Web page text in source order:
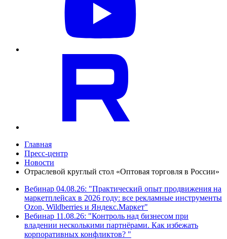
Главная
Пресс-центр
Новости
Отраслевой круглый стол «Оптовая торговля в России»
Вебинар 04.08.26: "Практический опыт продвижения на
маркетплейсах в 2026 году: все рекламные инструменты
Ozon, Wildberries и Яндекс.Маркет"
Вебинар 11.08.26: "Контроль над бизнесом при
владении несколькими партнёрами. Как избежать
корпоративных конфликтов? "